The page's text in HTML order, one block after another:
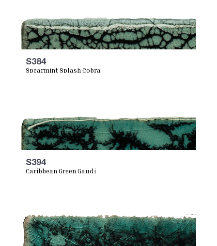
S384
Spearmint Splash Cobra
S394
Caribbean Green Gaudi